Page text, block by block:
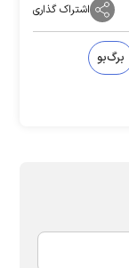
اشتراک گذاری
برگ‌بو